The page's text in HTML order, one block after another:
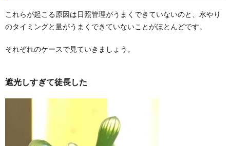
これらが起こる原因は日照管理がうまくできていないのと、水やり
のタイミングと量がうまくできていないことがほとんどです。
それぞれのケースで見ていきましょう。
遮光しすぎて徒長した